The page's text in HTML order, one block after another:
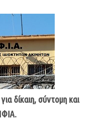
δίκαιη, σύντομη και